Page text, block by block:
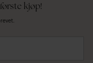
kjøp!